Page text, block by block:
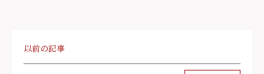
以前の記事